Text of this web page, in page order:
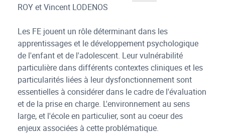
ROY et Vincent LODENOS
Les FE jouent un rôle déterminant dans les
apprentissages et le développement psychologique
de l'enfant et de l'adolescent. Leur vulnérabilité
particulière dans différents contextes cliniques et les
particularités liées à leur dysfonctionnement sont
essentielles à considérer dans le cadre de l'évaluation
et de la prise en charge. L'environnement au sens
large, et l'école en particulier, sont au coeur des
enjeux associées à cette problématique.